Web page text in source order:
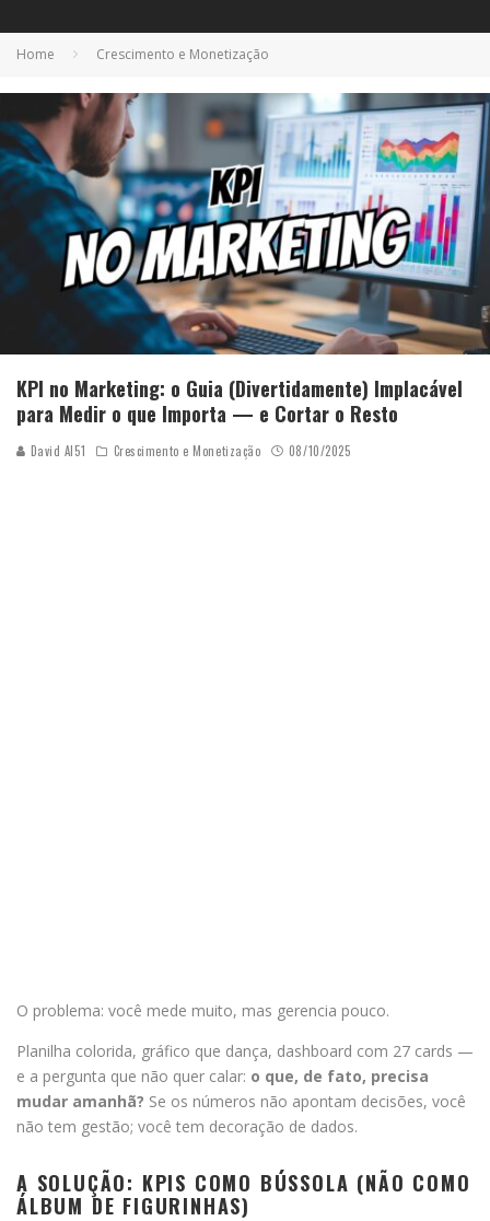
Home Crescimento e Monetização
KPI no Marketing: o Guia (Divertidamente) Implacável
para Medir o que Importa — e Cortar o Resto
David AI51 Crescimento e Monetização 08/10/2025
O problema: você mede muito, mas gerencia pouco.
Planilha colorida, gráfico que dança, dashboard com 27 cards —
e a pergunta que não quer calar: o que, de fato, precisa
mudar amanhã? Se os números não apontam decisões, você
não tem gestão; você tem decoração de dados.
A SOLUÇÃO: KPIS COMO BÚSSOLA (NÃO COMO
ÁLBUM DE FIGURINHAS)